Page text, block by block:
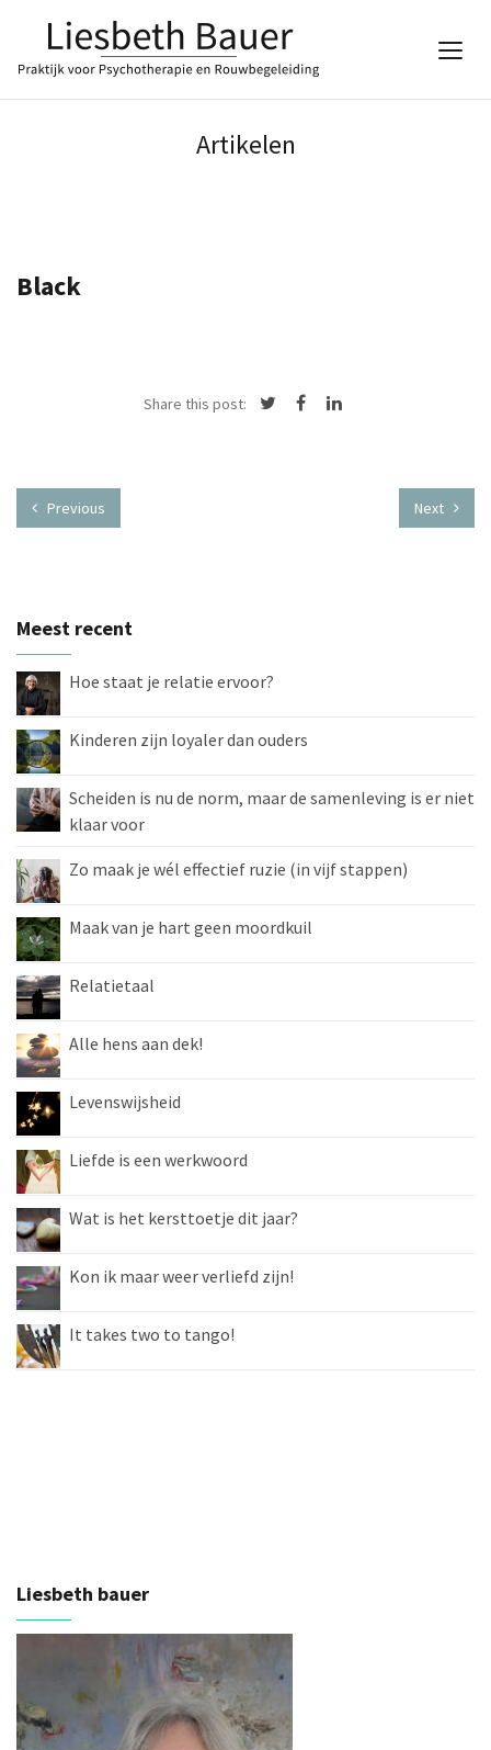
Artikelen
Black
Share this post:
Previous Next
Meest recent
Hoe staat je relatie ervoor?
Kinderen zijn loyaler dan ouders
Scheiden is nu de norm, maar de samenleving is er niet
klaar voor
Zo maak je wél effectief ruzie (in vijf stappen)
Maak van je hart geen moordkuil
Relatietaal
Alle hens aan dek!
Levenswijsheid
Liefde is een werkwoord
Wat is het kersttoetje dit jaar?
Kon ik maar weer verliefd zijn!
It takes two to tango!
Liesbeth bauer